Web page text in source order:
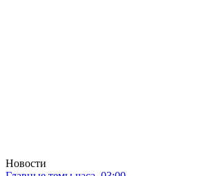
Новости